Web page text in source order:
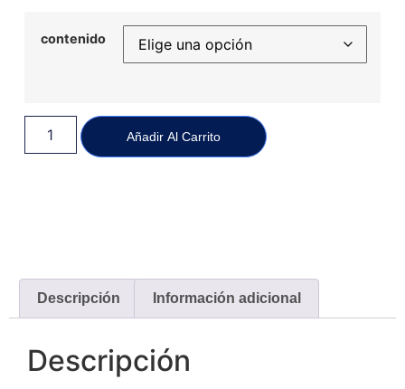
contenido
Añadir Al Carrito
Descripción Información adicional
Descripción